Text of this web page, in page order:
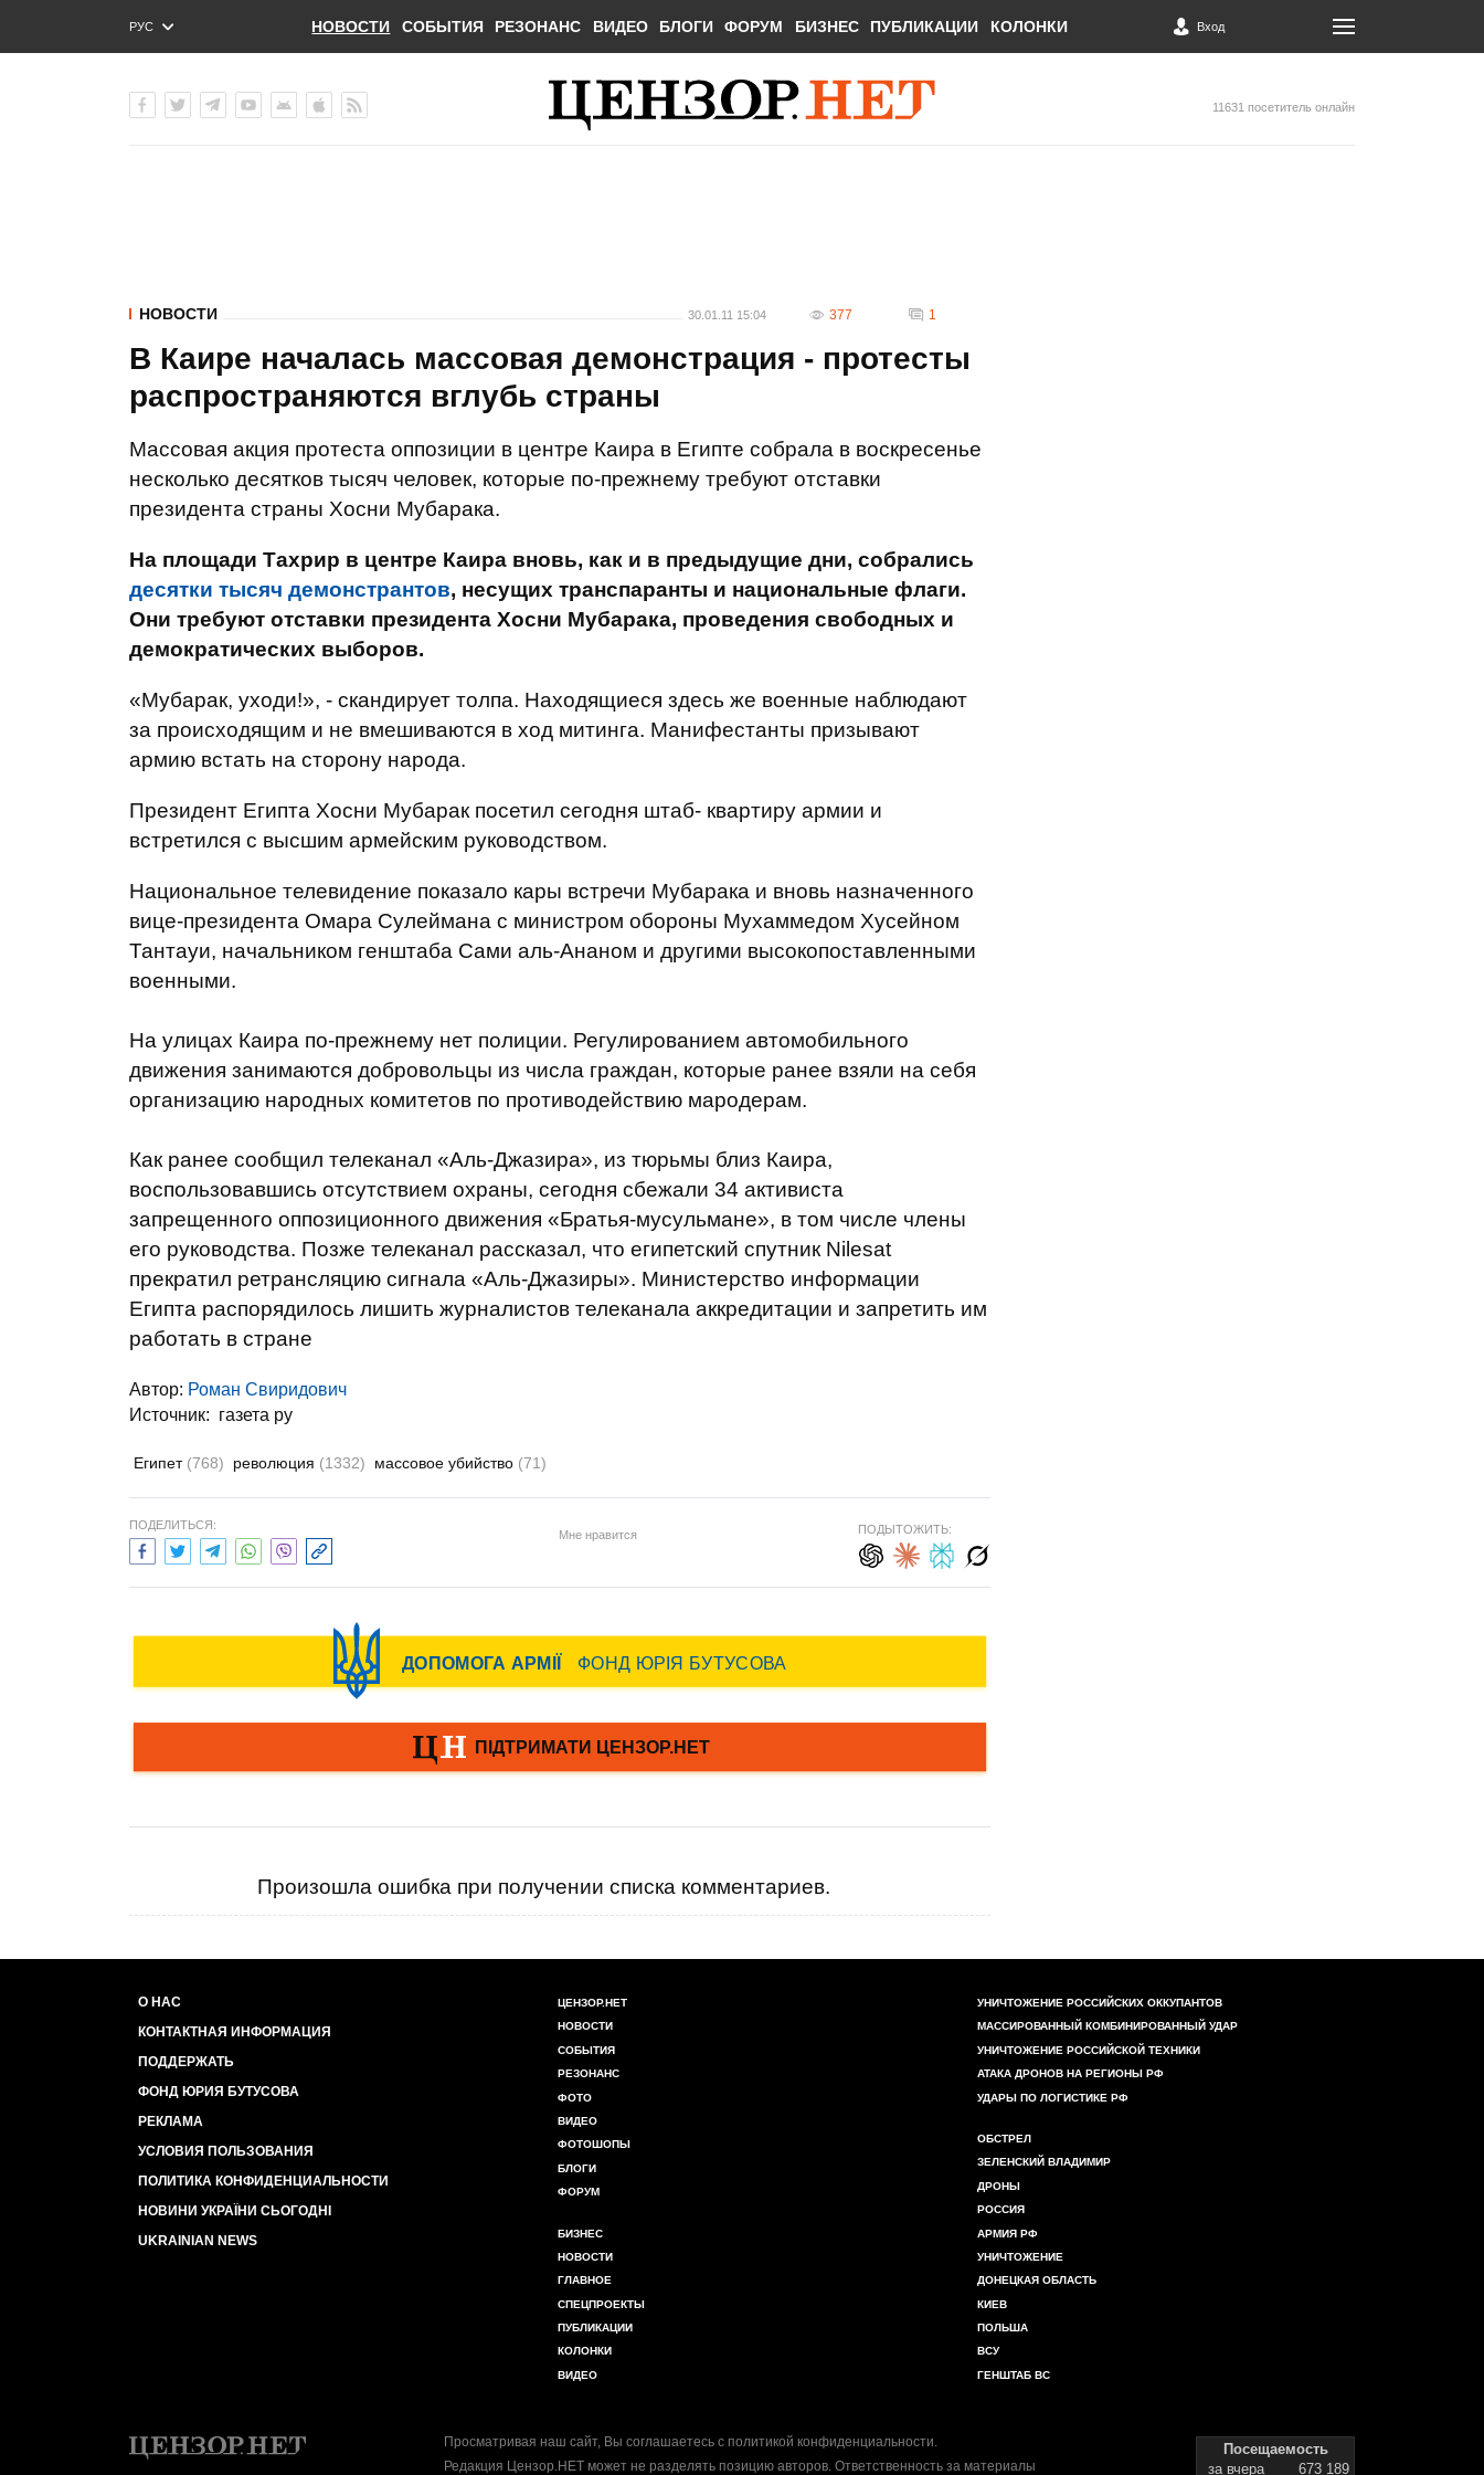
РУС
ENG
НОВОСТИ СОБЫТИЯ РЕЗОНАНС ВИДЕО БЛОГИ ФОРУМ БИЗНЕС ПУБЛИКАЦИИ КОЛОНКИ Вход
11631 посетитель онлайн
НОВОСТИ 30.01.11 15:04 377 1
В Каире началась массовая демонстрация - протесты
распространяются вглубь страны
Массовая акция протеста оппозиции в центре Каира в Египте собрала в воскресенье
несколько десятков тысяч человек, которые по-прежнему требуют отставки
президента страны Хосни Мубарака.
На площади Тахрир в центре Каира вновь, как и в предыдущие дни, собрались
десятки тысяч демонстрантов, несущих транспаранты и национальные флаги.
Они требуют отставки президента Хосни Мубарака, проведения свободных и
демократических выборов.
«Мубарак, уходи!», - скандирует толпа. Находящиеся здесь же военные наблюдают
за происходящим и не вмешиваются в ход митинга. Манифестанты призывают
армию встать на сторону народа.
Президент Египта Хосни Мубарак посетил сегодня штаб- квартиру армии и
встретился с высшим армейским руководством.
Национальное телевидение показало кары встречи Мубарака и вновь назначенного
вице-президента Омара Сулеймана с министром обороны Мухаммедом Хусейном
Тантауи, начальником генштаба Сами аль-Ананом и другими высокопоставленными
военными.
На улицах Каира по-прежнему нет полиции. Регулированием автомобильного
движения занимаются добровольцы из числа граждан, которые ранее взяли на себя
организацию народных комитетов по противодействию мародерам.
Как ранее сообщил телеканал «Аль-Джазира», из тюрьмы близ Каира,
воспользовавшись отсутствием охраны, сегодня сбежали 34 активиста
запрещенного оппозиционного движения «Братья-мусульмане», в том числе члены
его руководства. Позже телеканал рассказал, что египетский спутник Nilesat
прекратил ретрансляцию сигнала «Аль-Джазиры». Министерство информации
Египта распорядилось лишить журналистов телеканала аккредитации и запретить им
работать в стране
Автор: Роман Свиридович
Источник: газета ру
Египет (768) революция (1332) массовое убийство (71)
ПОДЕЛИТЬСЯ:
Мне нравится ПОДЫТОЖИТЬ:
Произошла ошибка при получении списка комментариев.
О НАС
КОНТАКТНАЯ ИНФОРМАЦИЯ
ПОДДЕРЖАТЬ
ФОНД ЮРИЯ БУТУСОВА
РЕКЛАМА
УСЛОВИЯ ПОЛЬЗОВАНИЯ
ПОЛИТИКА КОНФИДЕНЦИАЛЬНОСТИ
НОВИНИ УКРАЇНИ СЬОГОДНІ
UKRAINIAN NEWS
ЦЕНЗОР.НЕТ
НОВОСТИ
СОБЫТИЯ
РЕЗОНАНС
ФОТО
ВИДЕО
ФОТОШОПЫ
БЛОГИ
ФОРУМ
БИЗНЕС
НОВОСТИ
ГЛАВНОЕ
СПЕЦПРОЕКТЫ
ПУБЛИКАЦИИ
КОЛОНКИ
ВИДЕО
УНИЧТОЖЕНИЕ РОССИЙСКИХ ОККУПАНТОВ
МАССИРОВАННЫЙ КОМБИНИРОВАННЫЙ УДАР
УНИЧТОЖЕНИЕ РОССИЙСКОЙ ТЕХНИКИ
АТАКА ДРОНОВ НА РЕГИОНЫ РФ
УДАРЫ ПО ЛОГИСТИКЕ РФ
ОБСТРЕЛ
ЗЕЛЕНСКИЙ ВЛАДИМИР
ДРОНЫ
РОССИЯ
АРМИЯ РФ
УНИЧТОЖЕНИЕ
ДОНЕЦКАЯ ОБЛАСТЬ
КИЕВ
ПОЛЬША
ВСУ
ГЕНШТАБ ВС
Просматривая наш сайт, Вы соглашаетесь с политикой конфиденциальности.
Редакция Цензор.НЕТ может не разделять позицию авторов. Ответственность за материалы
Посещаемость
за вчера
673 189